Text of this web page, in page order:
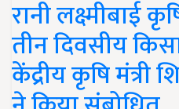
रानी लक्ष्मीबाई
तीन दिवसीय
केंद्रीय कृषि मंत्री